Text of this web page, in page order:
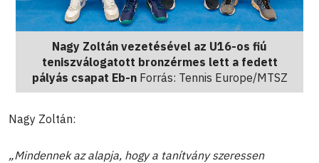
Nagy Zoltán vezetésével az U16-os fiú
teniszválogatott bronzérmes lett a fedett
pályás csapat Eb-nForrás: Tennis Europe/MTSZ
Nagy Zoltán:
„Mindennek az alapja, hogy a tanítvány szeressen